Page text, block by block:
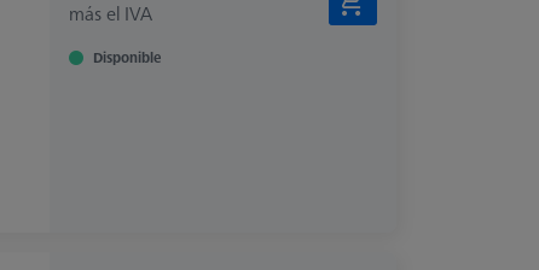
más el IVA
Disponible